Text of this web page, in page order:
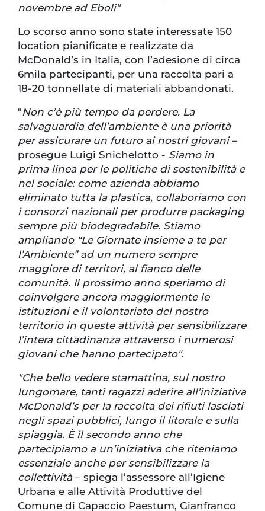
novembre ad Eboli"
Lo scorso anno sono state interessate 150
location pianificate e realizzate da
McDonald’s in Italia, con l’adesione di circa
6mila partecipanti, per una raccolta pari a
18-20 tonnellate di materiali abbandonati.
"Non c’è più tempo da perdere. La
salvaguardia dell’ambiente è una priorità
per assicurare un futuro ai nostri giovani–
prosegue Luigi Snichelotto - Siamo in
prima linea per le politiche di sostenibilità e
nel sociale: come azienda abbiamo
eliminato tutta la plastica, collaboriamo con
i consorzi nazionali per produrre packaging
sempre più biodegradabile. Stiamo
ampliando “Le Giornate insieme a te per
l’Ambiente” ad un numero sempre
maggiore di territori, al fianco delle
comunità. Il prossimo anno speriamo di
coinvolgere ancora maggiormente le
istituzioni e il volontariato del nostro
territorio in queste attività per sensibilizzare
l’intera cittadinanza attraverso i numerosi
giovani che hanno partecipato".
"Che bello vedere stamattina, sul nostro
lungomare, tanti ragazzi aderire all’iniziativa
McDonald’s per la raccolta dei rifiuti lasciati
negli spazi pubblici, lungo il litorale e sulla
spiaggia. È il secondo anno che
partecipiamo a un’iniziativa che riteniamo
essenziale anche per sensibilizzare la
collettività – spiega l’assessore all’Igiene
Urbana e alle Attività Produttive del
Comune di Capaccio Paestum, Gianfranco